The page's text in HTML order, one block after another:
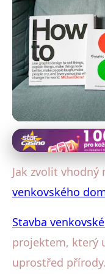
Stavba a materiály
Jak Vybrat
29. 1. 2026· 4 min
Jak zvolit
venkovského
Stavba
projektem, který
uprostřed